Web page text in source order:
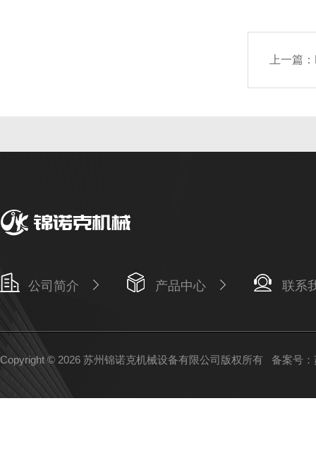
上一篇：
公司简介 产品中心 联系
Copyright © 2026 苏州锦诺克机械设备有限公司版权所有 备案号：